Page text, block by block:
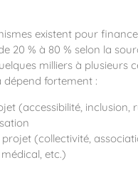
existent pour
20 % à 80 % selon la
milliers à plusieurs
dépend fortement :
(accessibilité, inclusion,
(collectivité,
etc.)